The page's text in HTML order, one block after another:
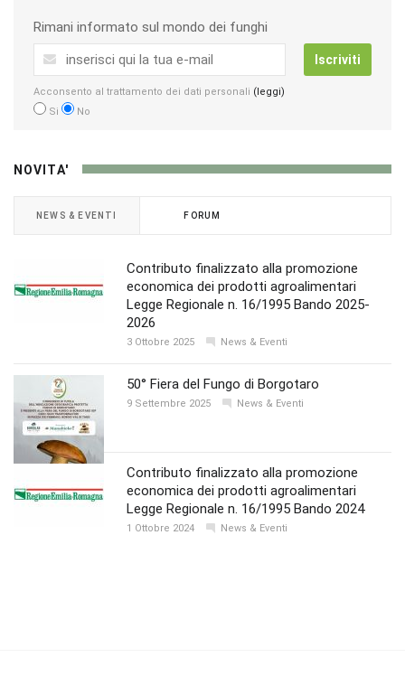
Rimani informato sul mondo dei funghi
Iscriviti
Acconsento al trattamento dei dati personali (leggi)
Si
No
NOVITA'
NEWS & EVENTI FORUM
Contributo finalizzato alla promozione
economica dei prodotti agroalimentari
Legge Regionale n. 16/1995 Bando 2025-
2026
3 Ottobre 2025 News & Eventi
50° Fiera del Fungo di Borgotaro
9 Settembre 2025 News & Eventi
Contributo finalizzato alla promozione
economica dei prodotti agroalimentari
Legge Regionale n. 16/1995 Bando 2024
1 Ottobre 2024 News & Eventi